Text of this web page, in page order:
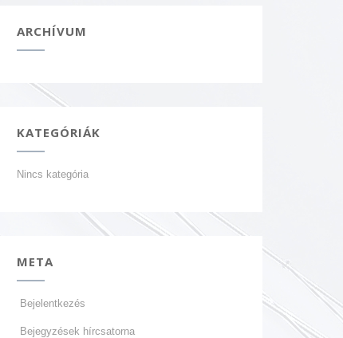
ARCHÍVUM
KATEGÓRIÁK
Nincs kategória
META
Bejelentkezés
Bejegyzések hírcsatorna